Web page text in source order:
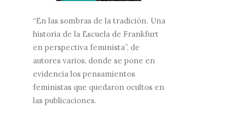
“En las sombras de la tradición. Una
historia de la Escuela de Frankfurt
en perspectiva feminista”, de
autores varios, donde se pone en
evidencia los pensamientos
feministas que quedaron ocultos en
las publicaciones.